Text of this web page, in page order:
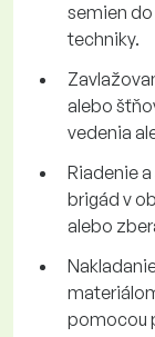
semien
techniky.
alebo
vedenia
Riadenie
brigád v
alebo
pomocou